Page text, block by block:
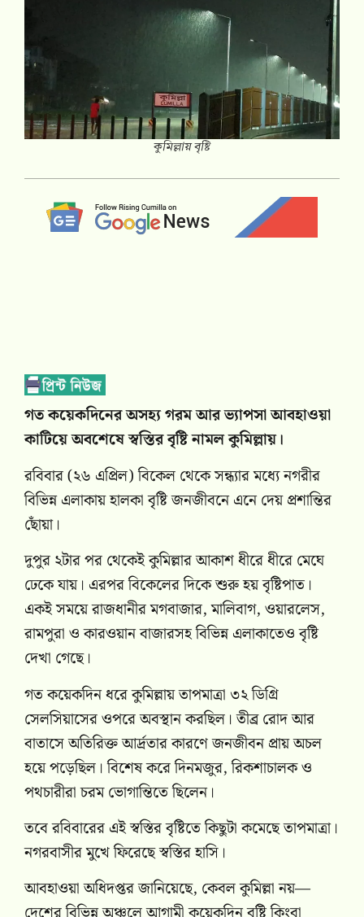
কুমিল্লায় বৃষ্টি
গত কয়েকদিনের অসহ্য গরম আর ভ্যাপসা আবহাওয়া
কাটিয়ে অবশেষে স্বস্তির বৃষ্টি নামল কুমিল্লায়।
রবিবার (২৬ এপ্রিল) বিকেল থেকে সন্ধ্যার মধ্যে নগরীর
বিভিন্ন এলাকায় হালকা বৃষ্টি জনজীবনে এনে দেয় প্রশান্তির
ছোঁয়া।
দুপুর ২টার পর থেকেই কুমিল্লার আকাশ ধীরে ধীরে মেঘে
ঢেকে যায়। এরপর বিকেলের দিকে শুরু হয় বৃষ্টিপাত।
একই সময়ে রাজধানীর মগবাজার, মালিবাগ, ওয়ারলেস,
রামপুরা ও কারওয়ান বাজারসহ বিভিন্ন এলাকাতেও বৃষ্টি
দেখা গেছে।
গত কয়েকদিন ধরে কুমিল্লায় তাপমাত্রা ৩২ ডিগ্রি
সেলসিয়াসের ওপরে অবস্থান করছিল। তীব্র রোদ আর
বাতাসে অতিরিক্ত আর্দ্রতার কারণে জনজীবন প্রায় অচল
হয়ে পড়েছিল। বিশেষ করে দিনমজুর, রিকশাচালক ও
পথচারীরা চরম ভোগান্তিতে ছিলেন।
তবে রবিবারের এই স্বস্তির বৃষ্টিতে কিছুটা কমেছে তাপমাত্রা।
নগরবাসীর মুখে ফিরেছে স্বস্তির হাসি।
আবহাওয়া অধিদপ্তর জানিয়েছে, কেবল কুমিল্লা নয়—